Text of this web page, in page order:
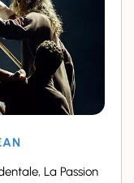
La Passion